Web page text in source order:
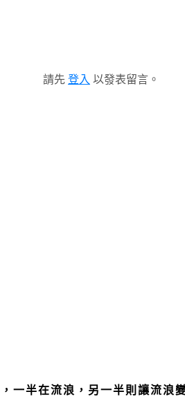
請先 登入 以發表留言。
半在流浪，另一半則讓流浪